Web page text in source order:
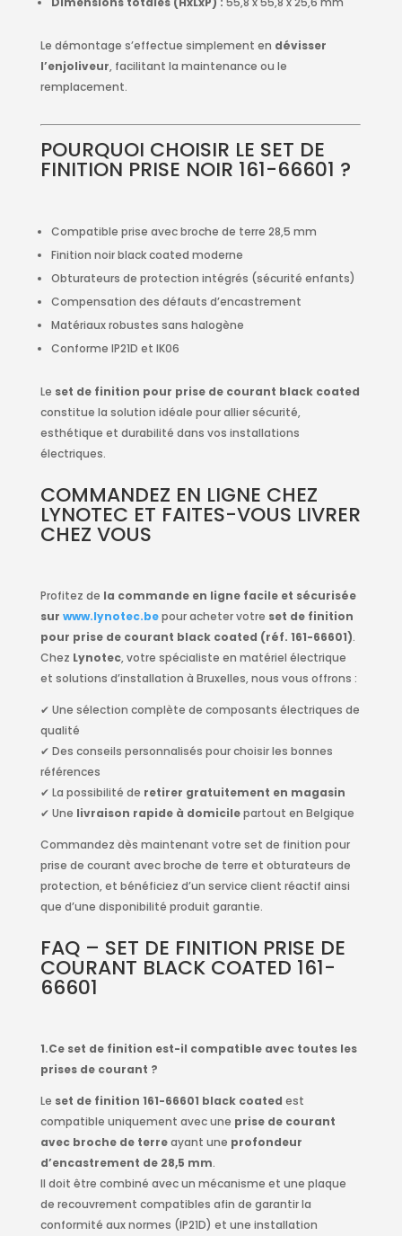
Le démontage s’effectue simplement en dévisser
l’enjoliveur, facilitant la maintenance ou le
remplacement.
POURQUOI CHOISIR LE SET DE
FINITION PRISE NOIR 161-66601 ?
Compatible prise avec broche de terre 28,5 mm
Finition noir black coated moderne
Obturateurs de protection intégrés (sécurité enfants)
Compensation des défauts d’encastrement
Matériaux robustes sans halogène
Conforme IP21D et IK06
Le set de finition pour prise de courant black coated
constitue la solution idéale pour allier sécurité,
esthétique et durabilité dans vos installations
électriques.
COMMANDEZ EN LIGNE CHEZ
LYNOTEC ET FAITES-VOUS LIVRER
CHEZ VOUS
Profitez de la commande en ligne facile et sécurisée
sur www.lynotec.bepour acheter votre set de finition
pour prise de courant black coated (réf. 161-66601).
Chez Lynotec, votre spécialiste en matériel électrique
et solutions d’installation à Bruxelles, nous vous offrons :
✔ Une sélection complète de composants électriques de
qualité
✔ Des conseils personnalisés pour choisir les bonnes
références
✔ La possibilité de retirer gratuitement en magasin
✔ Une livraison rapide à domicilepartout en Belgique
Commandez dès maintenant votre set de finition pour
prise de courant avec broche de terre et obturateurs de
protection, et bénéficiez d’un service client réactif ainsi
que d’une disponibilité produit garantie.
FAQ – SET DE FINITION PRISE DE
COURANT BLACK COATED 161-
66601
1.Ce set de finition est-il compatible avec toutes les
prises de courant ?
Le set de finition 161-66601 black coated est
compatible uniquement avec une prise de courant
avec broche de terreayant une profondeur
d’encastrement de 28,5 mm.
Il doit être combiné avec un mécanisme et une plaque
de recouvrement compatibles afin de garantir la
conformité aux normes (IP21D) et une installation